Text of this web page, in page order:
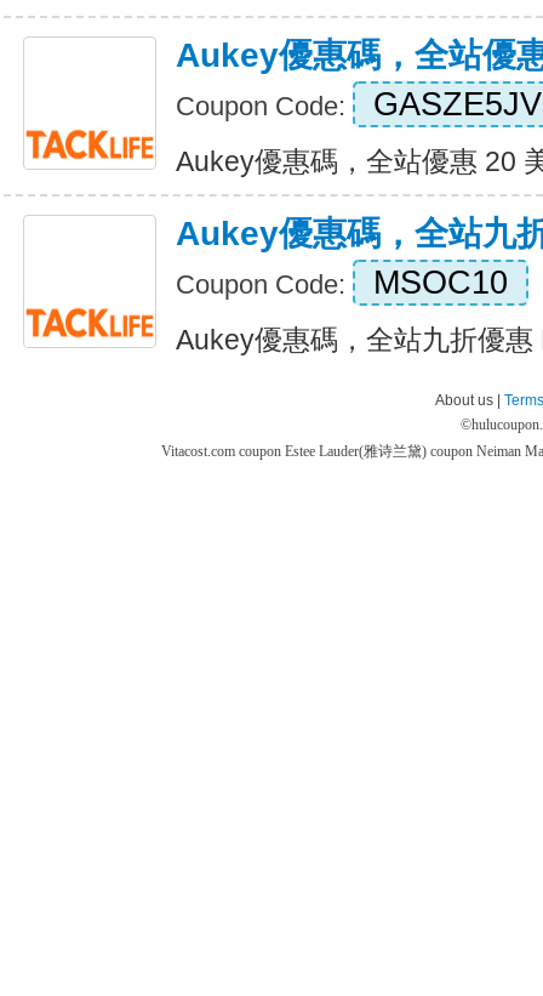
Aukey優惠碼，全站優
Coupon Code:
Aukey優惠碼，全站優惠 20
Aukey優惠碼，全站九
Coupon Code: MSOC10
Aukey優惠碼，全站九折優惠
About us |
©
Vitacost.com coupon Estee Lauder(雅诗兰黛) coupon Neiman